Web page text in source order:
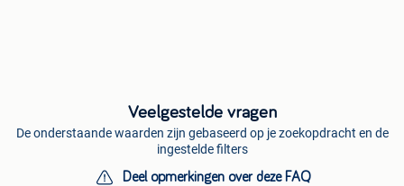
Veelgestelde vragen
De onderstaande waarden zijn gebaseerd op je zoekopdracht en de
ingestelde filters
Deel opmerkingen over deze FAQ